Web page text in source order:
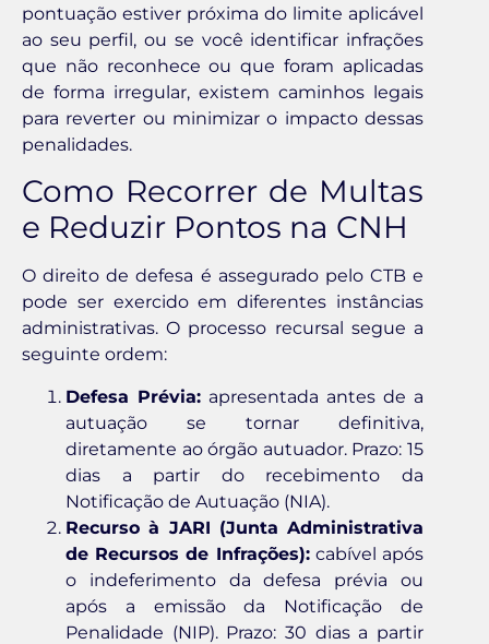
pontuação estiver próxima do limite aplicável
ao seu perfil, ou se você identificar infrações
que não reconhece ou que foram aplicadas
de forma irregular, existem caminhos legais
para reverter ou minimizar o impacto dessas
penalidades.
Como Recorrer de Multas
e Reduzir Pontos na CNH
O direito de defesa é assegurado pelo CTB e
pode ser exercido em diferentes instâncias
administrativas. O processo recursal segue a
seguinte ordem:
Defesa Prévia: apresentada antes de a
autuação se tornar definitiva,
diretamente ao órgão autuador. Prazo: 15
dias a partir do recebimento da
Notificação de Autuação (NIA).
Recurso à JARI (Junta Administrativa
de Recursos de Infrações):cabível após
o indeferimento da defesa prévia ou
após a emissão da Notificação de
Penalidade (NIP). Prazo: 30 dias a partir